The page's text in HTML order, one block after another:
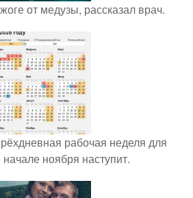
от медузы, рассказал врач.
рабочая неделя для
ноября наступит.